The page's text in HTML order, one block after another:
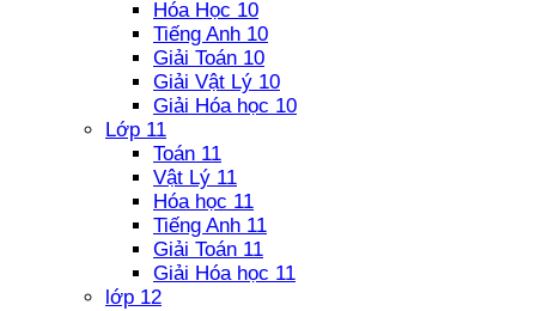
Hóa Học 10
Tiếng Anh 10
Giải Toán 10
Giải Vật Lý 10
Giải Hóa học 10
Lớp 11
Toán 11
Vật Lý 11
Hóa học 11
Tiếng Anh 11
Giải Toán 11
Giải Hóa học 11
lớp 12